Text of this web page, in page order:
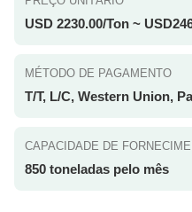
USD 2230.00/Ton ~
MÉTODO DE PAGAMENTO
T/T, L/C, Western Union,
CAPACIDADE DE
850 toneladas pelo mês